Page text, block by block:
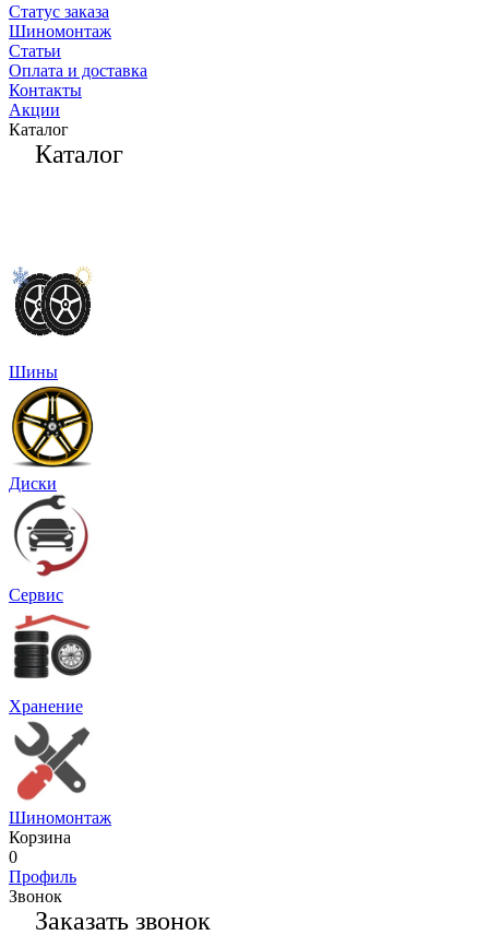
Статус заказа
Шиномонтаж
Статьи
Оплата и доставка
Контакты
Акции
Каталог
Каталог
Шины
Диски
Сервис
Хранение
Шиномонтаж
Корзина
0
Профиль
Звонок
Заказать звонок